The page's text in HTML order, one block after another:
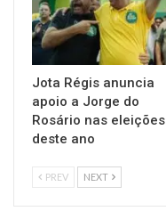
Jota Régis anuncia
apoio a Jorge do
Rosário nas eleições
deste ano
PREV NEXT